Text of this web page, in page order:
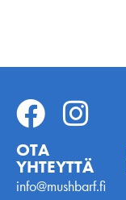
OTA
YHTEYTTÄ
info@mushbarf.fi